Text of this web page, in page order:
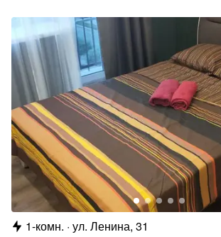
1-комн. ул. Ленина, 31